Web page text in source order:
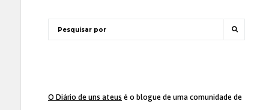
O Diário de uns ateus é o blogue de uma comunidade de